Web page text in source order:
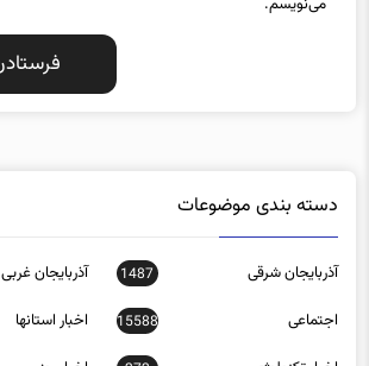
دسته بندی موضوعات
آذربایجان شرقی 1487 آذربایجان غربی
اجتماعی 15588 اخبار استانها